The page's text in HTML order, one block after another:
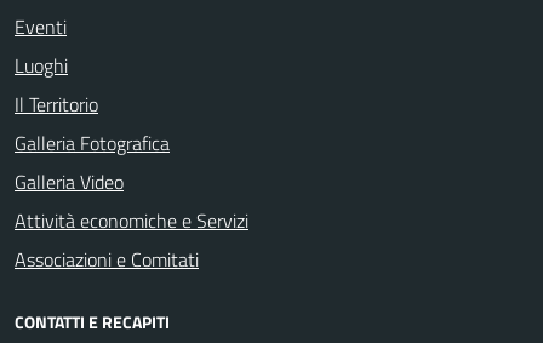
Eventi
Luoghi
Il Territorio
Galleria Fotografica
Galleria Video
Attività economiche e Servizi
Associazioni e Comitati
CONTATTI E RECAPITI